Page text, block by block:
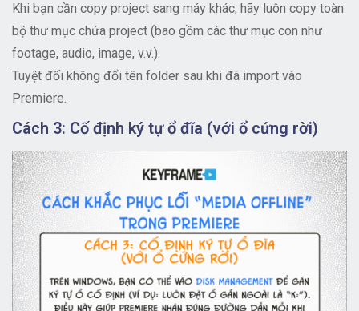
Khi bạn cần copy project sang máy khác, hãy luôn copy toàn
bộ thư mục chứa project (bao gồm các thư mục con như
footage, audio, image, v.v.).
Tuyệt đối không đổi tên folder sau khi đã import vào
Premiere.
Cách 3: Cố định ký tự ổ đĩa (với ổ cứng rời)